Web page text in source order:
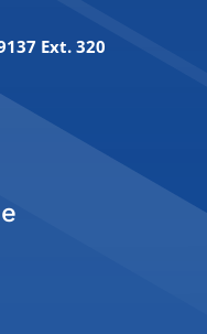
Ext. 320